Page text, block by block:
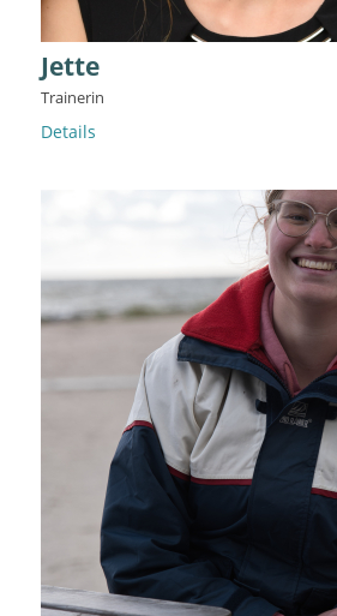
Jette
Trainerin
Details